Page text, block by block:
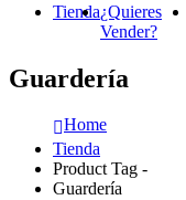
Tienda¿Quieres
Vender?
Guardería
Home
Tienda
Product Tag -
Guardería